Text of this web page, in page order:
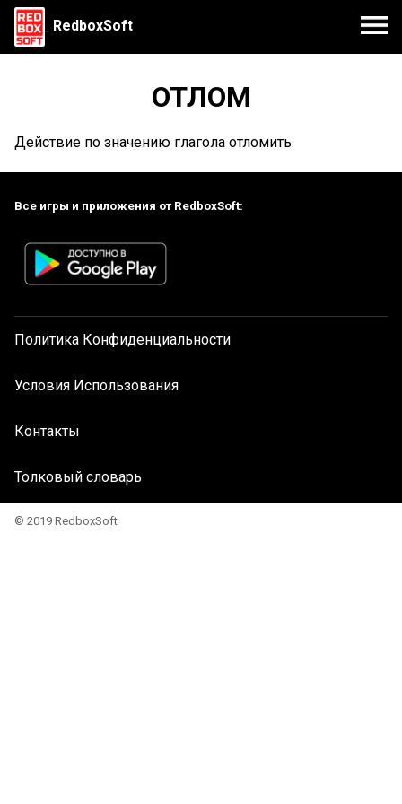
RedboxSoft
ОТЛОМ
Действие по значению глагола отломить.
Все игры и приложения от RedboxSoft:
Политика Конфиденциальности
Условия Использования
Контакты
Толковый словарь
© 2019 RedboxSoft